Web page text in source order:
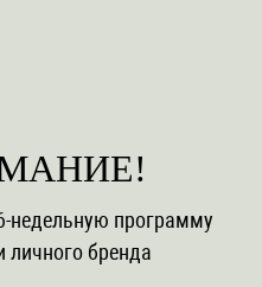
недельную программу
личного бренда